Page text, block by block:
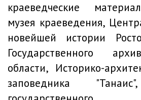
краеведческие
музея краеведения,
новейшей истории
Государственного
области, Историко-
заповедника